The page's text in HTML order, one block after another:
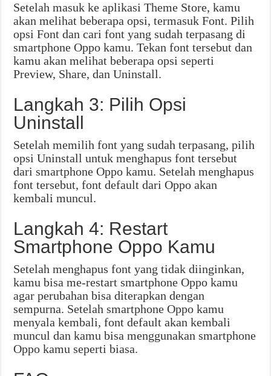
Setelah masuk ke aplikasi Theme Store, kamu
akan melihat beberapa opsi, termasuk Font. Pilih
opsi Font dan cari font yang sudah terpasang di
smartphone Oppo kamu. Tekan font tersebut dan
kamu akan melihat beberapa opsi seperti
Preview, Share, dan Uninstall.
Langkah 3: Pilih Opsi
Uninstall
Setelah memilih font yang sudah terpasang, pilih
opsi Uninstall untuk menghapus font tersebut
dari smartphone Oppo kamu. Setelah menghapus
font tersebut, font default dari Oppo akan
kembali muncul.
Langkah 4: Restart
Smartphone Oppo Kamu
Setelah menghapus font yang tidak diinginkan,
kamu bisa me-restart smartphone Oppo kamu
agar perubahan bisa diterapkan dengan
sempurna. Setelah smartphone Oppo kamu
menyala kembali, font default akan kembali
muncul dan kamu bisa menggunakan smartphone
Oppo kamu seperti biasa.